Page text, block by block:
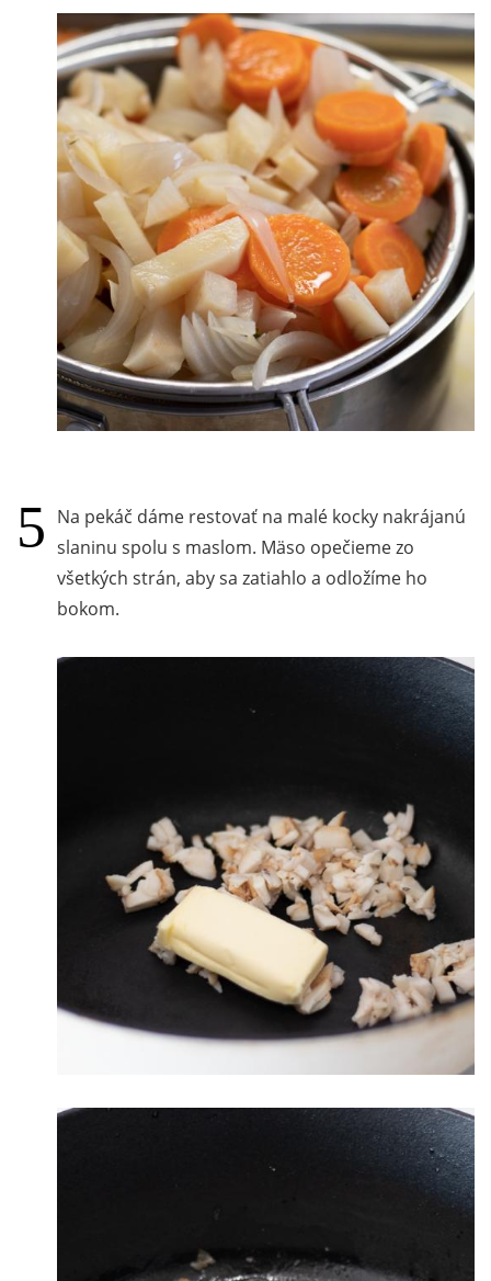
Na pekáč dáme restovať na malé kocky nakrájanú
slaninu spolu s maslom. Mäso opečieme zo
všetkých strán, aby sa zatiahlo a odložíme ho
bokom.